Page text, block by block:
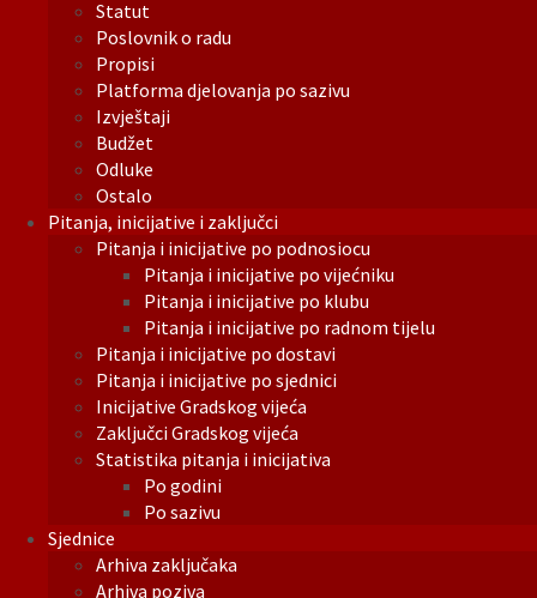
Statut
Poslovnik o radu
Propisi
Platforma djelovanja po sazivu
Izvještaji
Budžet
Odluke
Ostalo
Pitanja, inicijative i zaključci
Pitanja i inicijative po podnosiocu
Pitanja i inicijative po vijećniku
Pitanja i inicijative po klubu
Pitanja i inicijative po radnom tijelu
Pitanja i inicijative po dostavi
Pitanja i inicijative po sjednici
Inicijative Gradskog vijeća
Zaključci Gradskog vijeća
Statistika pitanja i inicijativa
Po godini
Po sazivu
Sjednice
Arhiva zaključaka
Arhiva poziva